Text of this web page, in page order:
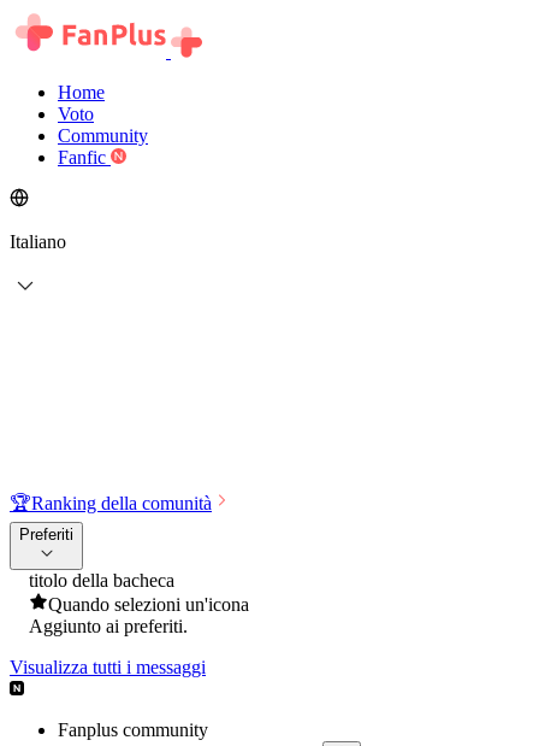
Home
Voto
Community
Fanfic
Italiano
🏆Ranking della comunità
Preferiti
titolo della bacheca
Quando selezioni un'icona
Aggiunto ai preferiti.
Visualizza tutti i messaggi
Fanplus community